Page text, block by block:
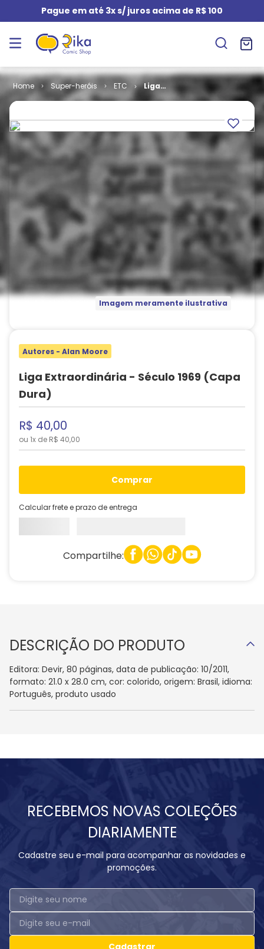
Pague em até 3x s/ juros acima de R$ 100
Super-heróis ETC
Liga
Extraordinária
(Capa Dura)
Imagem meramente ilustrativa
Autores - Alan Moore
Liga Extraordinária - Século 1969 (Capa
Dura)
R$ 40,00
ou 1x de R$ 40,00
comprar
Calcular frete e prazo de entrega
Compartilhe:
DESCRIÇÃO DO PRODUTO
Editora: Devir, 80 páginas, data de publicação: 10/2011,
formato: 21.0 x 28.0 cm, cor: colorido, origem: Brasil, idioma:
Português, produto usado
RECEBEMOS NOVAS COLEÇÕES
DIARIAMENTE
Cadastre seu e-mail para acompanhar as novidades e
promoções.